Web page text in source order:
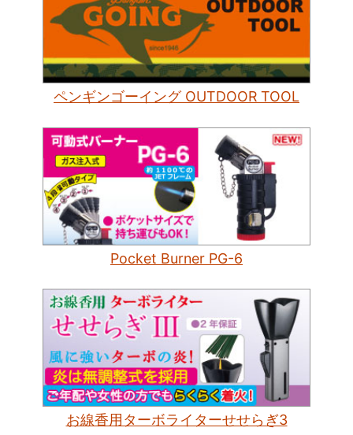
ペンギンゴーイング OUTDOOR TOOL
Pocket Burner PG-6
お線香用ターボライターせせらぎ3